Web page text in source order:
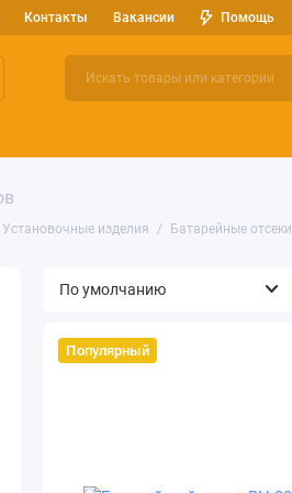
Контакты Вакансии Помощь
Установочные изделия Батарейные отсеки
Популярный